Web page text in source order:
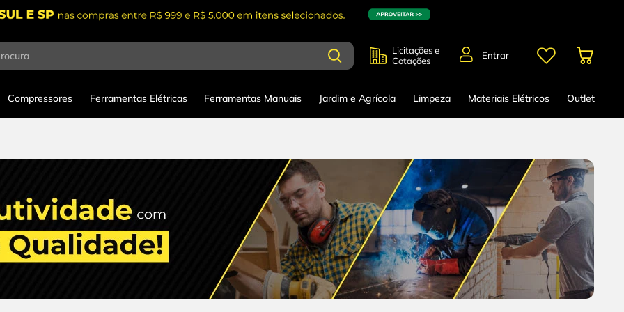
Licitações e
Cotações
Entrar
Compressores Ferramentas Elétricas Ferramentas Manuais Jardim e Agrícola Limpeza Materiais Elétricos Outlet